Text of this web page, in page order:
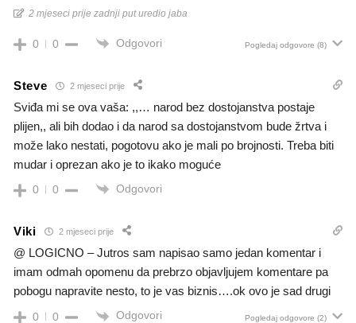
2 mjeseci prije zadnji put uredio jaba
0 0 Odgovori Pogledaj odgovore (8)
Steve 2 mjeseci prije
Sviđa mi se ova vaša: ,,… narod bez dostojanstva postaje
plijen,, ali bih dodao i da narod sa dostojanstvom bude žrtva i
može lako nestati, pogotovu ako je mali po brojnosti. Treba biti
mudar i oprezan ako je to ikako moguće
0 0 Odgovori
Viki 2 mjeseci prije
@ LOGICNO – Jutros sam napisao samo jedan komentar i
imam odmah opomenu da prebrzo objavljujem komentare pa
pobogu napravite nesto, to je vas biznis….ok ovo je sad drugi
0 0 Odgovori Pogledaj odgovore (2)